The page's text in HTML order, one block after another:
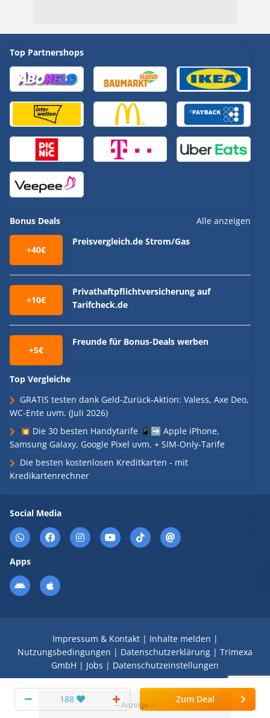
188 Zum Deal
Top Partnershops
Bonus Deals Alle anzeigen
+40€
Preisvergleich.de Strom/Gas
+10€
Privathaftpflichtversicherung auf
Tarifcheck.de
+5€
Freunde für Bonus-Deals werben
Top Vergleiche
GRATIS testen dank Geld-Zurück-Aktion: Valess, Axe Deo,
WC-Ente uvm. (Juli 2026)
💥 Die 30 besten Handytarife 📱➡️ Apple iPhone,
Samsung Galaxy, Google Pixel uvm. + SIM-Only-Tarife
Die besten kostenlosen Kreditkarten - mit
Kredikartenrechner
Social Media
Apps
Impressum & Kontakt| Inhalte melden |
Nutzungsbedingungen | Datenschutzerklärung | Trimexa
GmbH | Jobs | Datenschutzeinstellungen
© 2008 - 2026 Schnäppchen Blog mit Doktortitel -
DealDoktor.de